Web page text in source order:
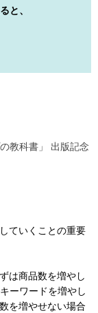
と、
教科書」 出版記念
ていくことの重要
は商品数を増やし
ーワードを増やし
を増やせない場合